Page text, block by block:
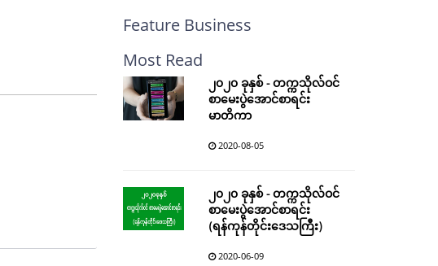
Feature Business
Most Read
၂၀၂၀ ခုနှစ် - တက္ကသိုလ်ဝင်
စာမေးပွဲအောင်စာရင်း
မာတိကာ
2020-08-05
၂၀၂၀ ခုနှစ် - တက္ကသိုလ်ဝင်
စာမေးပွဲအောင်စာရင်း
(ရန်ကုန်တိုင်းဒေသကြီး)
2020-06-09